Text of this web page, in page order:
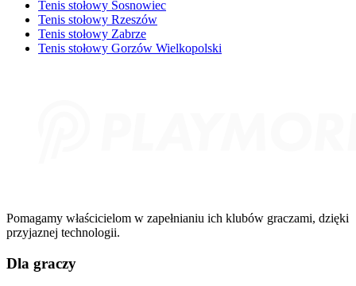
Tenis stołowy Sosnowiec
Tenis stołowy Rzeszów
Tenis stołowy Zabrze
Tenis stołowy Gorzów Wielkopolski
Pomagamy właścicielom w zapełnianiu ich klubów graczami, dzięki
przyjaznej technologii.
Dla graczy